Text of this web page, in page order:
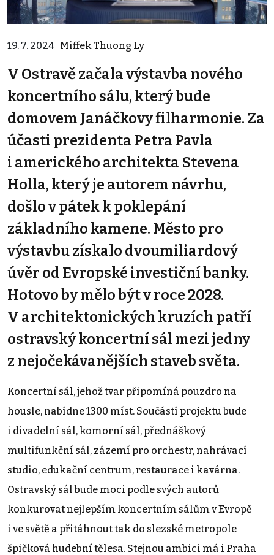
19. 7. 2024 Miffek Thuong Ly
V Ostravě začala výstavba nového
koncertního sálu, který bude
domovem Janáčkovy filharmonie. Za
účasti prezidenta Petra Pavla
i amerického architekta Stevena
Holla, který je autorem návrhu,
došlo v pátek k poklepání
základního kamene. Město pro
výstavbu získalo dvoumiliardový
úvěr od Evropské investiční banky.
Hotovo by mělo být v roce 2028.
V architektonických kruzích patří
ostravský koncertní sál mezi jedny
z nejočekávanějších staveb světa.
Koncertní sál, jehož tvar připomíná pouzdro na
housle, nabídne 1300 míst. Součástí projektu bude
i divadelní sál, komorní sál, přednáškový
multifunkční sál, zázemí pro orchestr, nahrávací
studio, edukační centrum, restaurace i kavárna.
Ostravský sál bude moci podle svých autorů
konkurovat nejlepším koncertním sálům v Evropě
i ve světě a přitáhnout tak do slezské metropole
špičková hudební tělesa. Stejnou ambici má i Praha